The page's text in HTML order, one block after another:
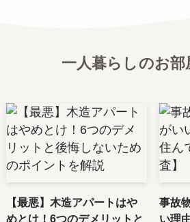
一人暮らしのお部
【最悪】木造アパートはや
めとけ！6つのデメリットと
事故
い理